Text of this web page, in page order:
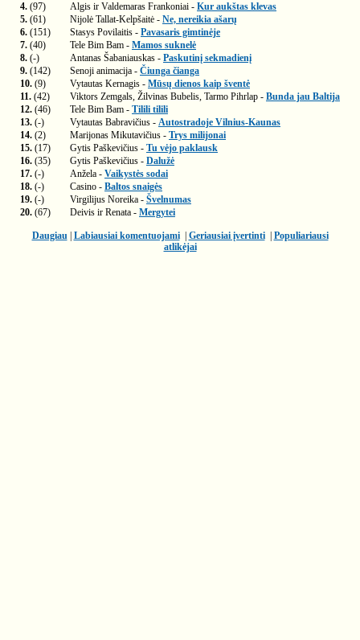
4. (97) Algis ir Valdemaras Frankoniai - Kur aukštas klevas
5. (61) Nijolė Tallat-Kelpšaitė - Ne, nereikia ašarų
6. (151) Stasys Povilaitis - Pavasaris gimtinėje
7. (40) Tele Bim Bam - Mamos suknelė
8. (-) Antanas Šabaniauskas - Paskutinį sekmadienį
9. (142) Senoji animacija - Čiunga čianga
10. (9) Vytautas Kernagis - Mūsų dienos kaip šventė
11. (42) Viktors Zemgals, Žilvinas Bubelis, Tarmo Pihrlap - Bunda jau Baltija
12. (46) Tele Bim Bam - Tilili tilili
13. (-) Vytautas Babravičius - Autostradoje Vilnius-Kaunas
14. (2) Marijonas Mikutavičius - Trys milijonai
15. (17) Gytis Paškevičius - Tu vėjo paklausk
16. (35) Gytis Paškevičius - Dalužė
17. (-) Anžela - Vaikystės sodai
18. (-) Casino - Baltos snaigės
19. (-) Virgilijus Noreika - Švelnumas
20. (67) Deivis ir Renata - Mergytei
Daugiau| Labiausiai komentuojami| Geriausiai įvertinti| Populiariausi
atlikėjai